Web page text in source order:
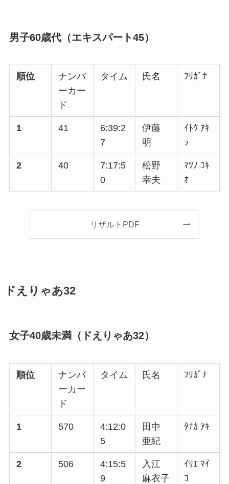
男子60歳代（エキスパート45）
順位
ナンバ
ーカー
ド
タイム 氏名 ﾌﾘｶﾞﾅ
1 41
6:39:2
7
伊藤
明
ｲﾄｳ ｱｷ
ﾗ
2 40
7:17:5
0
松野
幸夫
ﾏﾂﾉ ﾕｷ
ｵ
リザルトPDF
ドえりゃあ32
女子40歳未満（ドえりゃあ32）
順位
ナンバ
ーカー
ド
タイム 氏名 ﾌﾘｶﾞﾅ
1 570
4:12:0
5
田中
亜紀
ﾀﾅｶ ｱｷ
2 506
4:15:5
9
入江
麻衣子
ｲﾘｴ ﾏｲ
ｺ